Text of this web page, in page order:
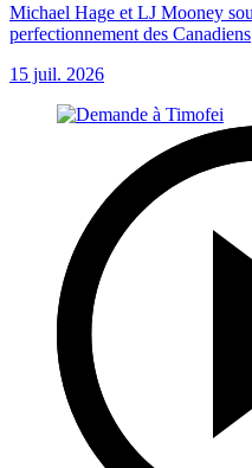
Michael Hage et LJ Mooney
perfectionnement des Canadiens
15 juil. 2026